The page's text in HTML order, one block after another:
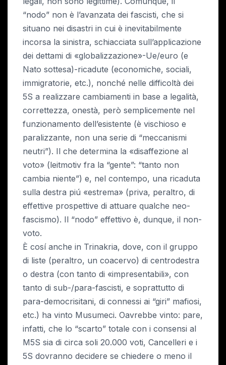
“nodo” non è l’avanzata dei fascisti, che si
situano nei disastri in cui è inevitabilmente
incorsa la sinistra, schiacciata sull’applicazione
dei dettami di «globalizzazione»-Ue/euro (e
Nato sottesa)-ricadute (economiche, sociali,
immigratorie, etc.), nonché nelle difficoltà dei
5S a realizzare cambiamenti in base a legalità,
correttezza, onestà, però semplicemente nel
funzionamento dell’esistente (è vischioso e
paralizzante, non una serie di “meccanismi
neutri”). Il che determina la «disaffezione al
voto» (leitmotiv fra la “gente”: “tanto non
cambia niente”) e, nel contempo, una ricaduta
sulla destra piú «estrema» (priva, peraltro, di
effettive prospettive di attuare qualche neo-
fascismo). Il “nodo” effettivo è, dunque, il non-
voto.
È cosí anche in Trinakria, dove, con il gruppo
di liste (peraltro, un coacervo) di centrodestra
o destra (con tanto di «impresentabili», con
tanto di sub-/para-fascisti, e soprattutto di
para-democrisitani, di connessi ai “giri” mafiosi,
etc.) ha vinto Musumeci. Oavrebbe vinto: pare,
infatti, che lo “scarto” totale con i consensi al
M5S sia di circa soli 20.000 voti, Cancelleri e i
5S dovranno decidere se chiedere o meno il